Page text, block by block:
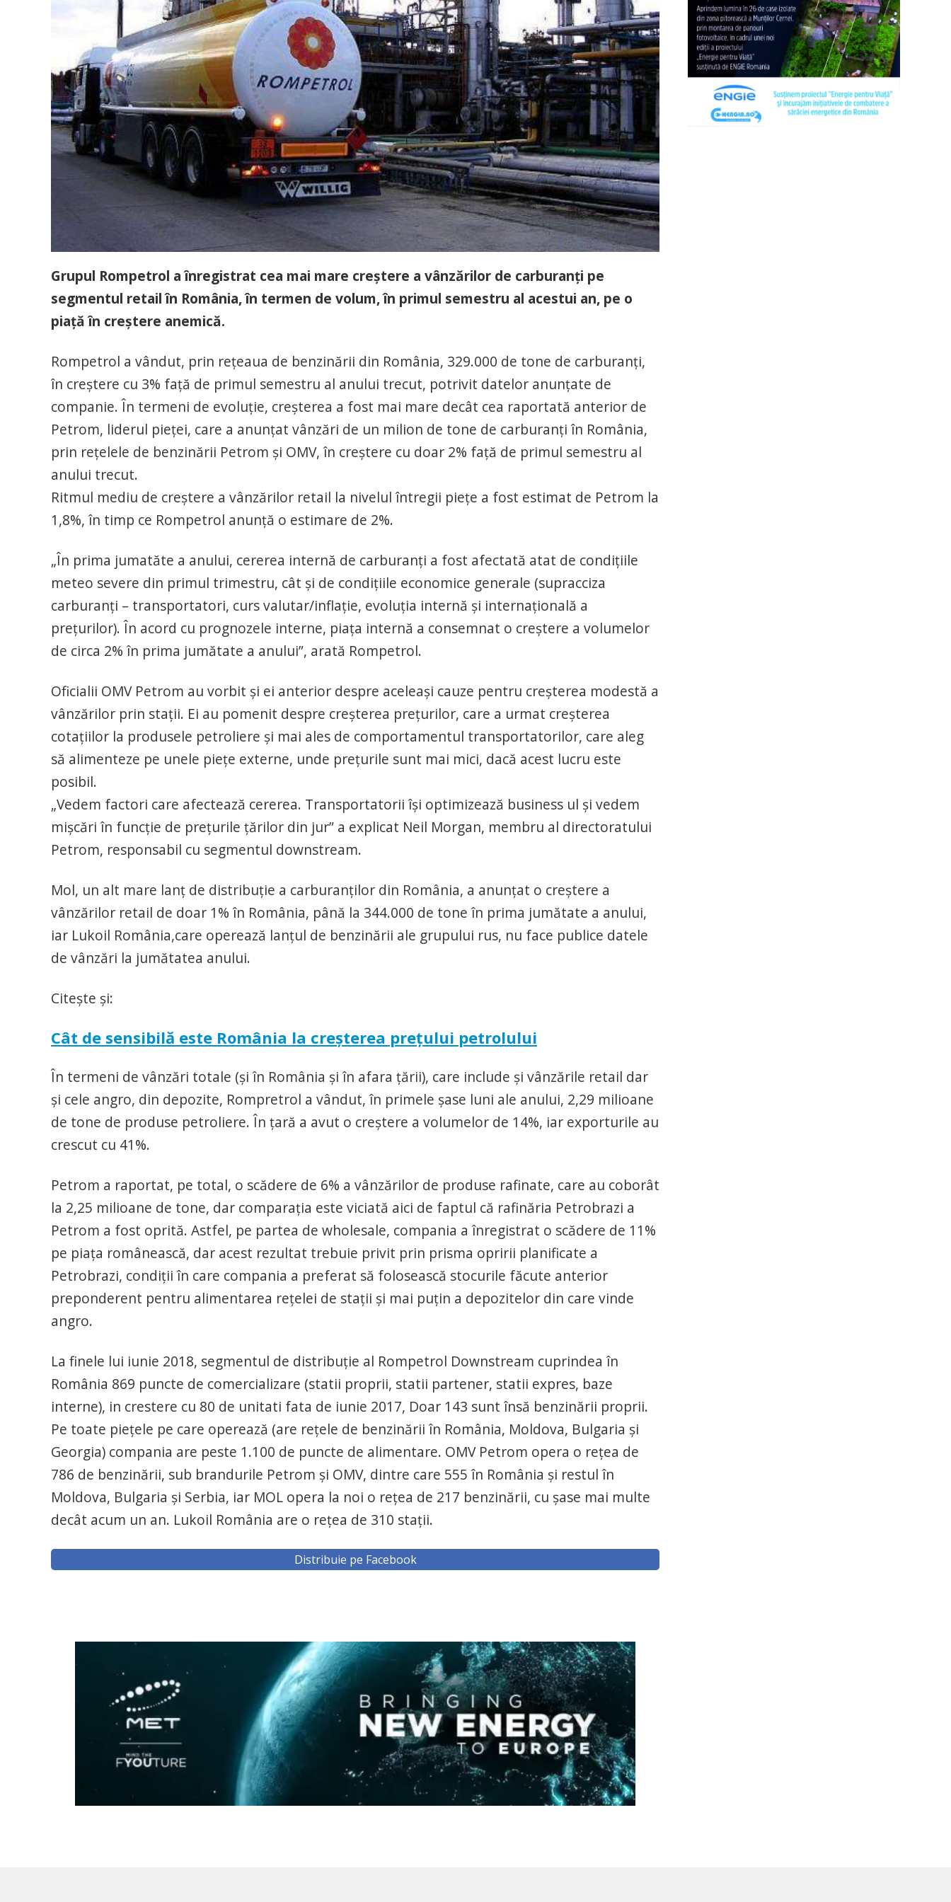
Grupul Rompetrol a înregistrat cea mai mare creştere a vânzărilor de carburanţi pe
segmentul retail în România, în termen de volum, în primul semestru al acestui an, pe o
piaţă în creştere anemică.
Rompetrol a vândut, prin reţeaua de benzinării din România, 329.000 de tone de carburanţi,
în creştere cu 3% faţă de primul semestru al anului trecut, potrivit datelor anunţate de
companie. În termeni de evoluţie, creşterea a fost mai mare decât cea raportată anterior de
Petrom, liderul pieţei, care a anunţat vânzări de un milion de tone de carburanţi în România,
prin reţelele de benzinării Petrom şi OMV, în creştere cu doar 2% faţă de primul semestru al
anului trecut.
Ritmul mediu de creştere a vânzărilor retail la nivelul întregii pieţe a fost estimat de Petrom la
1,8%, în timp ce Rompetrol anunţă o estimare de 2%.
„În prima jumatăte a anului, cererea internă de carburanţi a fost afectată atat de condiţiile
meteo severe din primul trimestru, cât şi de condiţiile economice generale (supracciza
carburanţi – transportatori, curs valutar/inflaţie, evoluţia internă şi internaţională a
preţurilor). În acord cu prognozele interne, piaţa internă a consemnat o creştere a volumelor
de circa 2% în prima jumătate a anului”, arată Rompetrol.
Oficialii OMV Petrom au vorbit şi ei anterior despre aceleaşi cauze pentru creşterea modestă a
vânzărilor prin staţii. Ei au pomenit despre creşterea preţurilor, care a urmat creşterea
cotaţiilor la produsele petroliere şi mai ales de comportamentul transportatorilor, care aleg
să alimenteze pe unele pieţe externe, unde preţurile sunt mai mici, dacă acest lucru este
posibil.
„Vedem factori care afectează cererea. Transportatorii îşi optimizează business ul şi vedem
mişcări în funcţie de preţurile ţărilor din jur” a explicat Neil Morgan, membru al directoratului
Petrom, responsabil cu segmentul downstream.
Mol, un alt mare lanţ de distribuţie a carburanţilor din România, a anunţat o creştere a
vânzărilor retail de doar 1% în România, până la 344.000 de tone în prima jumătate a anului,
iar Lukoil România,care operează lanţul de benzinării ale grupului rus, nu face publice datele
de vânzări la jumătatea anului.
Citeşte şi:
Cât de sensibilă este România la creşterea preţului petrolului
În termeni de vânzări totale (şi în România şi în afara ţării), care include şi vânzările retail dar
şi cele angro, din depozite, Rompretrol a vândut, în primele şase luni ale anului, 2,29 milioane
de tone de produse petroliere. În ţară a avut o creştere a volumelor de 14%, iar exporturile au
crescut cu 41%.
Petrom a raportat, pe total, o scădere de 6% a vânzărilor de produse rafinate, care au coborât
la 2,25 milioane de tone, dar comparaţia este viciată aici de faptul că rafinăria Petrobrazi a
Petrom a fost oprită. Astfel, pe partea de wholesale, compania a înregistrat o scădere de 11%
pe piaţa românească, dar acest rezultat trebuie privit prin prisma opririi planificate a
Petrobrazi, condiţii în care compania a preferat să folosească stocurile făcute anterior
preponderent pentru alimentarea reţelei de staţii şi mai puţin a depozitelor din care vinde
angro.
La finele lui iunie 2018, segmentul de distribuţie al Rompetrol Downstream cuprindea în
România 869 puncte de comercializare (statii proprii, statii partener, statii expres, baze
interne), in crestere cu 80 de unitati fata de iunie 2017, Doar 143 sunt însă benzinării proprii.
Pe toate pieţele pe care operează (are reţele de benzinării în România, Moldova, Bulgaria şi
Georgia) compania are peste 1.100 de puncte de alimentare. OMV Petrom opera o reţea de
786 de benzinării, sub brandurile Petrom şi OMV, dintre care 555 în România şi restul în
Moldova, Bulgaria şi Serbia, iar MOL opera la noi o reţea de 217 benzinării, cu şase mai multe
decât acum un an. Lukoil România are o reţea de 310 staţii.
Distribuie pe Facebook